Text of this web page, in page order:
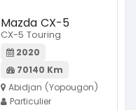
Mazda CX-5
CX-5 Touring
2020
70140 Km
Abidjan (Yopougon)
Particulier